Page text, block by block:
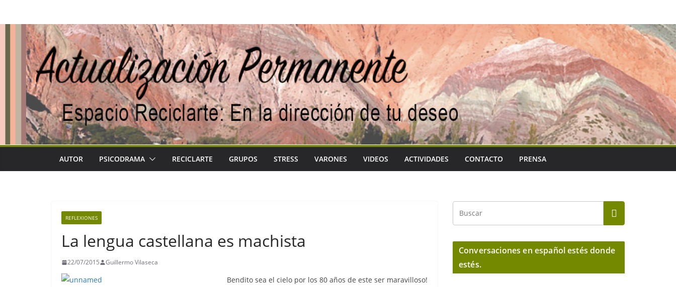
contenido
AUTOR PSICODRAMA RECICLARTE GRUPOS STRESS VARONES VIDEOS ACTIVIDADES CONTACTO PRENSA
REFLEXIONES
La lengua castellana es machista
22/07/2015 Guillermo Vilaseca
Bendito sea el cielo por los 80 años de este ser maravilloso!
Conversaciones en español estés donde
estés.